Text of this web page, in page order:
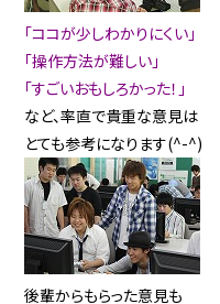
「ココが少しわかりにくい」
「操作方法が難しい」
「すごいおもしろかった！」
など、率直で貴重な意見は
とても参考になります(^-^)
後輩からもらった意見も